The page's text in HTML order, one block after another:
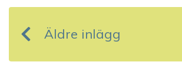
n
ä
Äldre inlägg